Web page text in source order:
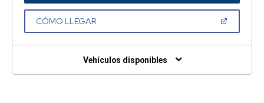
UNA
CÓMO LLEGAR(ABRIR
VENTANA
Vehículos disponibles